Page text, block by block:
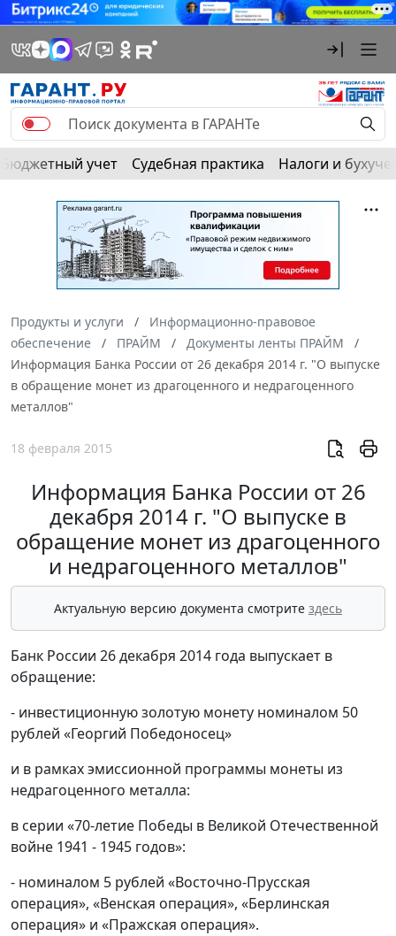
Бюджетный учет Судебная практика Налоги и
Продукты и услуги
Информационно-правовое
обеспечение
ПРАЙМ
Документы ленты ПРАЙМ
Информация Банка России от 26 декабря 2014 г. "О выпуске
в обращение монет из драгоценного и недрагоценного
металлов"
18 февраля 2015
Информация Банка России от 26
декабря 2014 г. "О выпуске в
обращение монет из драгоценного
и недрагоценного металлов"
Актуальную версию документа смотрите здесь
Банк России 26 декабря 2014 года выпускает в
обращение:
- инвестиционную золотую монету номиналом 50
рублей «Георгий Победоносец»
и в рамках эмиссионной программы монеты из
недрагоценного металла:
в серии «70-летие Победы в Великой Отечественной
войне 1941 - 1945 годов»:
- номиналом 5 рублей «Восточно-Прусская
операция», «Венская операция», «Берлинская
операция» и «Пражская операция».